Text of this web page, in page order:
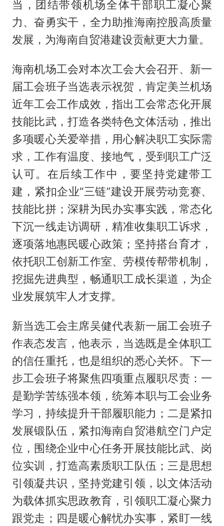
当，团结带领机场全体干部职工凝心聚
力、奋勇实干，全力助推海南控股高质量
发展，为海南自贸港建设贡献更大力量。
海南机场工会对本次工会大会召开、新一
届工会班子当选表示祝贺，肯定美兰机场
近年工会工作成效，指出工会常态化开展
技能比武，打造各类特色文体活动，推出
多项暖心关爱举措，用心解决职工实际需
求，工作有温度、接地气，受到职工广泛
认可。在后续工作中，要坚持党建带工
建，紧扣企业“三链”建设开展劳动竞赛、
技能比拼；深耕为民办实事实践，常态化
下沉一线走访调研，精准收集职工诉求，
逐项落地惠民暖心政策；坚持搭台育才，
依托职工创新工作室、劳模传帮带机制，
挖掘先进典型，畅通职工成长渠道，为企
业发展筑牢人才支撑。
新当选工会主席吴健代表新一届工会班子
作表态发言，他表示，当选既是全体职工
的信任重托，也是组织的悉心关怀。下一
步工会班子将聚焦四项重点履职尽责：一
是勤学苦练强本领，统筹本职与工会业务
学习，持续提升干部履职能力；二是紧扣
发展锻队伍，紧扣海南自贸港航空门户定
位，围绕企业中心任务开展技能比武、岗
位实训，打造高素质职工队伍；三是思想
引领凝共识，坚持党建引领，以文体活动
为载体抓实思政教育，引领职工凝心聚力
跟党走；四是暖心解忧办实事，紧盯一线